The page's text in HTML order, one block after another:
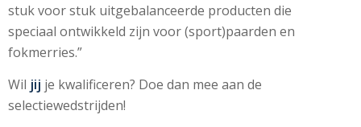
stuk voor stuk uitgebalanceerde producten die
speciaal ontwikkeld zijn voor (sport)paarden en
fokmerries.”
Wil jij je kwalificeren? Doe dan mee aan de
selectiewedstrijden!